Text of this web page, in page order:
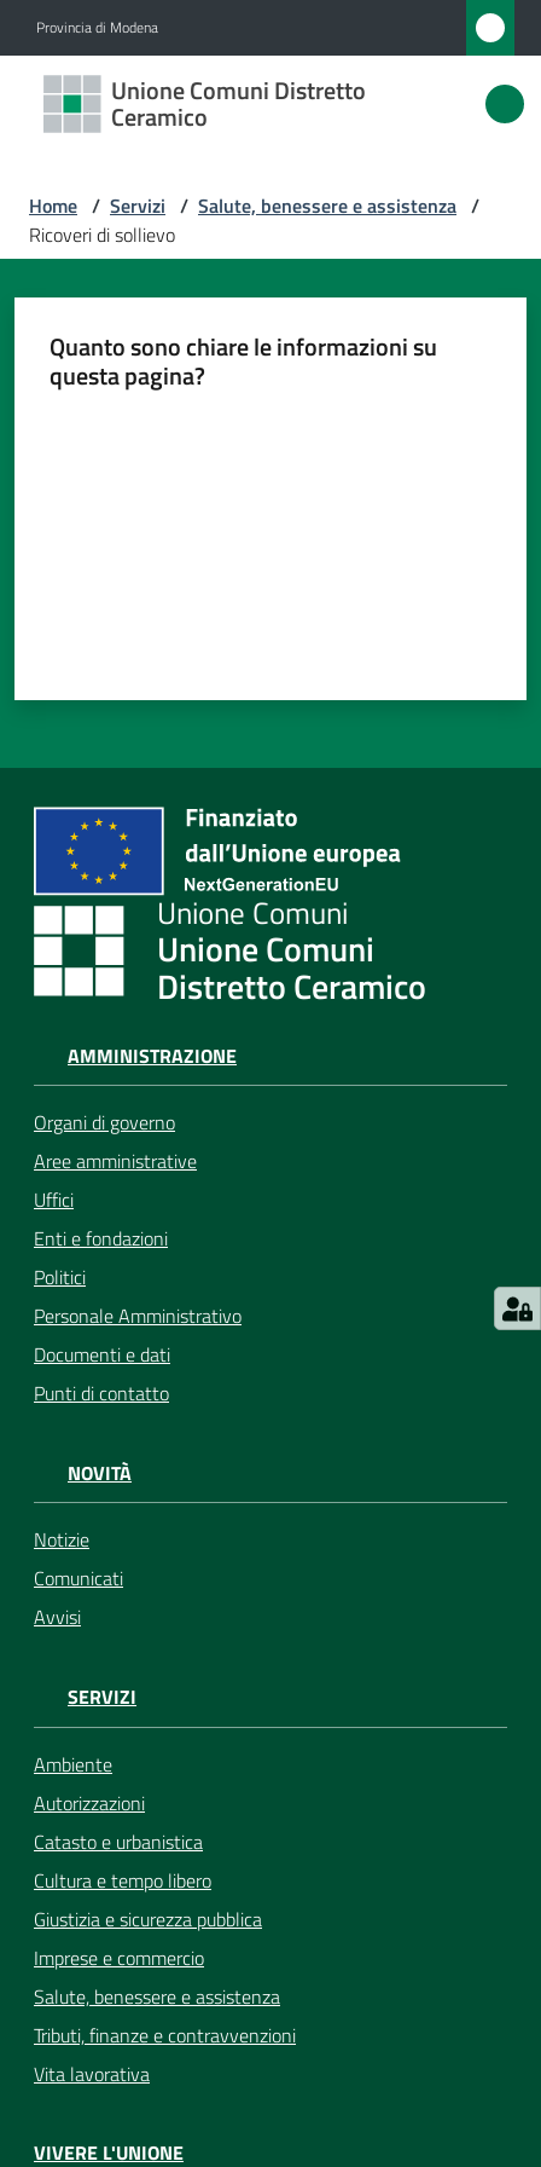
Provincia di Modena
Unione Comuni Distretto
Ceramico
Unione
Comuni
Ceramico
Amministrazione
Novità
gli
Seguici
Home / Servizi / Salute, benessere e assistenza /
Ricoveri di sollievo
Quanto sono chiare le informazioni su
questa pagina?
Unione Comuni
Distretto Ceramico
AMMINISTRAZIONE
Organi di governo
Aree amministrative
Uffici
Enti e fondazioni
Politici
Personale Amministrativo
Documenti e dati
Punti di contatto
NOVITÀ
Notizie
Comunicati
Avvisi
SERVIZI
Ambiente
Autorizzazioni
Catasto e urbanistica
Cultura e tempo libero
Giustizia e sicurezza pubblica
Imprese e commercio
Salute, benessere e assistenza
Tributi, finanze e contravvenzioni
Vita lavorativa
VIVERE L'UNIONE